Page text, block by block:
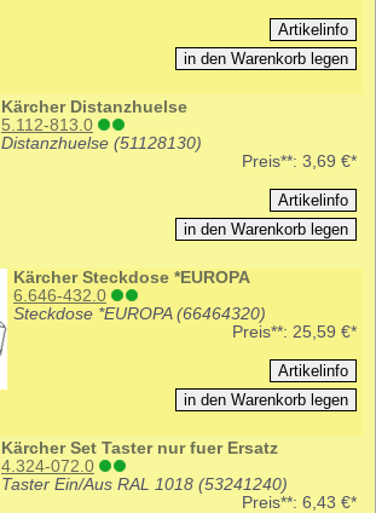
Kärcher Distanzhuelse
5.112-813.0
Distanzhuelse (51128130)
Preis**: 3,69 €*
Kärcher Steckdose *EUROPA
6.646-432.0
Steckdose *EUROPA (66464320)
Preis**: 25,59 €*
Kärcher Set Taster nur fuer Ersatz
4.324-072.0
Taster Ein/Aus RAL 1018 (53241240)
Preis**: 6,43 €*